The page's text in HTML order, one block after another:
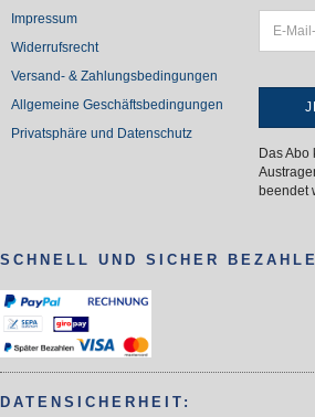
Impressum
Widerrufsrecht
Versand- & Zahlungsbedingungen
Allgemeine Geschäftsbedingungen
Privatsphäre und Datenschutz
Das Abo
beendet
SCHNELL UND SICHER
DATENSICHERHEIT: